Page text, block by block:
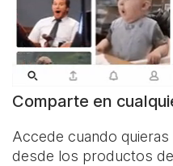
Comparte en
Accede cuando
desde los productos